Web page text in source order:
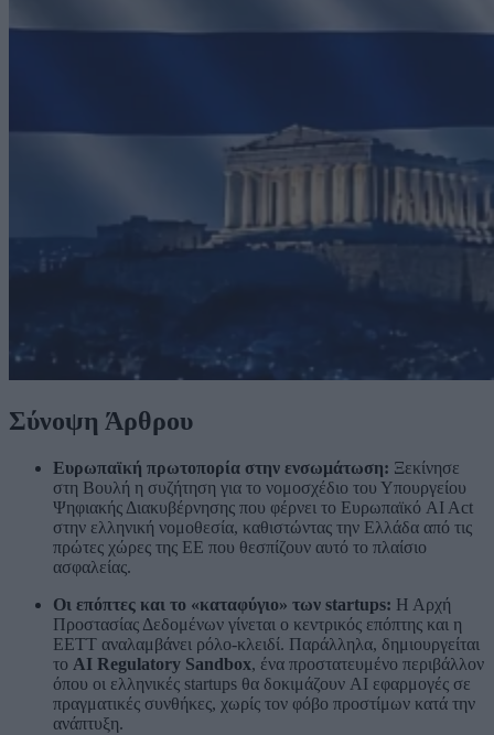
Σύνοψη Άρθρου
Ευρωπαϊκή πρωτοπορία στην ενσωμάτωση: Ξεκίνησε
στη Βουλή η συζήτηση για το νομοσχέδιο του Υπουργείου
Ψηφιακής Διακυβέρνησης που φέρνει το Ευρωπαϊκό AI Act
στην ελληνική νομοθεσία, καθιστώντας την Ελλάδα από τις
πρώτες χώρες της ΕΕ που θεσπίζουν αυτό το πλαίσιο
ασφαλείας.
Οι επόπτες και το «καταφύγιο» των startups: Η Αρχή
Προστασίας Δεδομένων γίνεται ο κεντρικός επόπτης και η
ΕΕΤΤ αναλαμβάνει ρόλο-κλειδί. Παράλληλα, δημιουργείται
το AI Regulatory Sandbox, ένα προστατευμένο περιβάλλον
όπου οι ελληνικές startups θα δοκιμάζουν AI εφαρμογές σε
πραγματικές συνθήκες, χωρίς τον φόβο προστίμων κατά την
ανάπτυξη.